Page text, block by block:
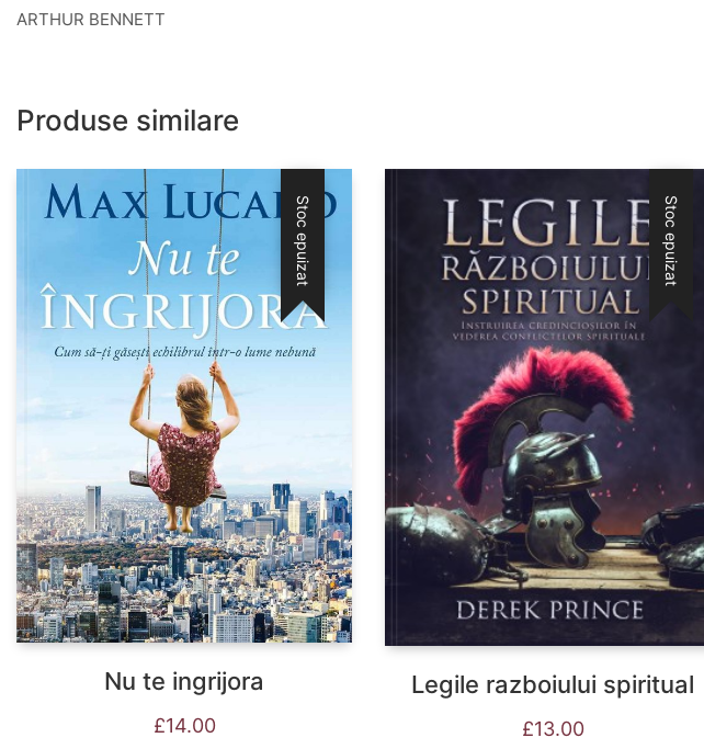
ARTHUR BENNETT
Produse similare
Stoc epuizat
Nu te ingrijora
£14.00
Stoc epuizat
Legile razboiului spiritual
£13.00